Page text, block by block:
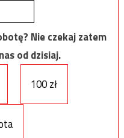
Nie czekaj zatem
od dzisiaj.
100 zł